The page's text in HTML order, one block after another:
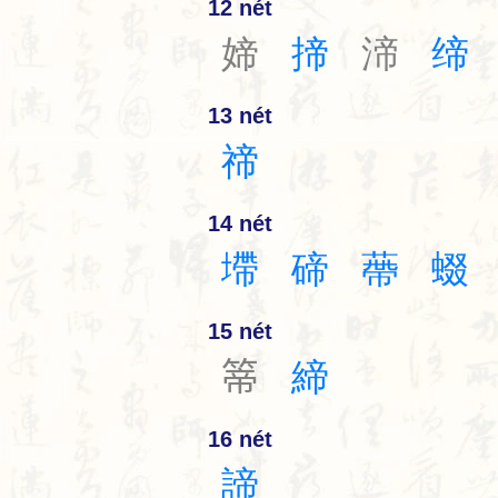
12 nét
媂 揥 渧 缔
13 nét
禘
14 nét
墆 碲 蔕 蝃
15 nét
𥰆 締
16 nét
諦